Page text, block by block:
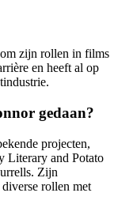
zijn rollen in films
en heeft al op
gedaan?
projecten,
Literary and Potato
Zijn
rollen met